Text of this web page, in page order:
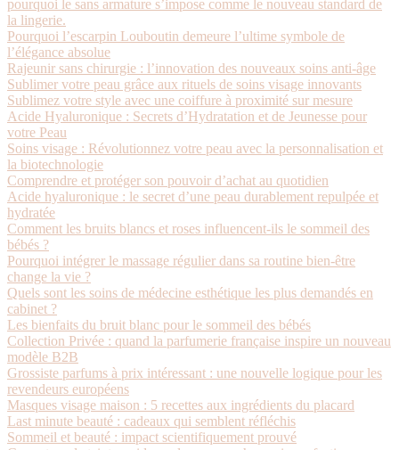
pourquoi le sans armature s’impose comme le nouveau standard de
la lingerie.
Pourquoi l’escarpin Louboutin demeure l’ultime symbole de
l’élégance absolue
Rajeunir sans chirurgie : l’innovation des nouveaux soins anti-âge
Sublimer votre peau grâce aux rituels de soins visage innovants
Sublimez votre style avec une coiffure à proximité sur mesure
Acide Hyaluronique : Secrets d’Hydratation et de Jeunesse pour
votre Peau
Soins visage : Révolutionnez votre peau avec la personnalisation et
la biotechnologie
Comprendre et protéger son pouvoir d’achat au quotidien
Acide hyaluronique : le secret d’une peau durablement repulpée et
hydratée
Comment les bruits blancs et roses influencent-ils le sommeil des
bébés ?
Pourquoi intégrer le massage régulier dans sa routine bien-être
change la vie ?
Quels sont les soins de médecine esthétique les plus demandés en
cabinet ?
Les bienfaits du bruit blanc pour le sommeil des bébés
Collection Privée : quand la parfumerie française inspire un nouveau
modèle B2B
Grossiste parfums à prix intéressant : une nouvelle logique pour les
revendeurs européens
Masques visage maison : 5 recettes aux ingrédients du placard
Last minute beauté : cadeaux qui semblent réfléchis
Sommeil et beauté : impact scientifiquement prouvé